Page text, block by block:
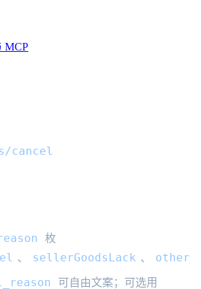
MCP
cancel
枚
、 sellerGoodsLack 、 other
可自由文案；可选用